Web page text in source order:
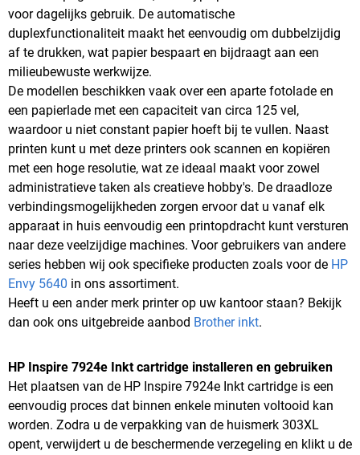
voor dagelijks gebruik. De automatische
duplexfunctionaliteit maakt het eenvoudig om dubbelzijdig
af te drukken, wat papier bespaart en bijdraagt aan een
milieubewuste werkwijze.
De modellen beschikken vaak over een aparte fotolade en
een papierlade met een capaciteit van circa 125 vel,
waardoor u niet constant papier hoeft bij te vullen. Naast
printen kunt u met deze printers ook scannen en kopiëren
met een hoge resolutie, wat ze ideaal maakt voor zowel
administratieve taken als creatieve hobby's. De draadloze
verbindingsmogelijkheden zorgen ervoor dat u vanaf elk
apparaat in huis eenvoudig een printopdracht kunt versturen
naar deze veelzijdige machines. Voor gebruikers van andere
series hebben wij ook specifieke producten zoals voor de HP
Envy 5640 in ons assortiment.
Heeft u een ander merk printer op uw kantoor staan? Bekijk
dan ook ons uitgebreide aanbod Brother inkt.
HP Inspire 7924e Inkt cartridge installeren en gebruiken
Het plaatsen van de HP Inspire 7924e Inkt cartridge is een
eenvoudig proces dat binnen enkele minuten voltooid kan
worden. Zodra u de verpakking van de huismerk 303XL
opent, verwijdert u de beschermende verzegeling en klikt u de